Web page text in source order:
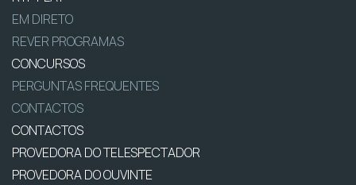
EM DIRETO
REVER PROGRAMAS
CONCURSOS
PERGUNTAS FREQUENTES
CONTACTOS
CONTACTOS
PROVEDORA DO TELESPECTADOR
PROVEDORA DO OUVINTE